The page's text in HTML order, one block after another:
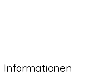
Informationen